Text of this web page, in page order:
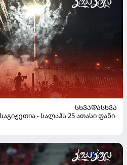
ᲡᲮᲕᲐᲓᲐᲡᲮᲕᲐ
- სალაჰს 25 ათასი ფანი